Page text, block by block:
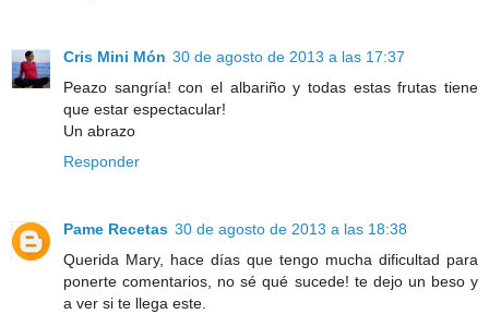
Cris Mini Món 30 de agosto de 2013 a las 17:37
Peazo sangría! con el albariño y todas estas frutas tiene
que estar espectacular!
Un abrazo
Responder
Pame Recetas 30 de agosto de 2013 a las 18:38
Querida Mary, hace días que tengo mucha dificultad para
ponerte comentarios, no sé qué sucede! te dejo un beso y
a ver si te llega este.